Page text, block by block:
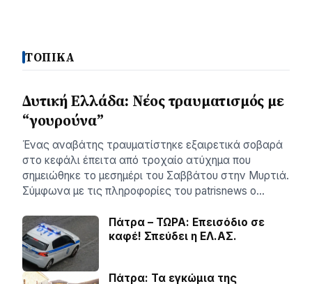
ΤΟΠΙΚΑ
Δυτική Ελλάδα: Νέος τραυματισμός με
“γουρούνα”
Ένας αναβάτης τραυματίστηκε εξαιρετικά σοβαρά
στο κεφάλι έπειτα από τροχαίο ατύχημα που
σημειώθηκε το μεσημέρι του Σαββάτου στην Μυρτιά.
Σύμφωνα με τις πληροφορίες του patrisnews ο…
Πάτρα – ΤΩΡΑ: Επεισόδιο σε
καφέ! Σπεύδει η ΕΛ.ΑΣ.
Πάτρα: Τα εγκώμια της